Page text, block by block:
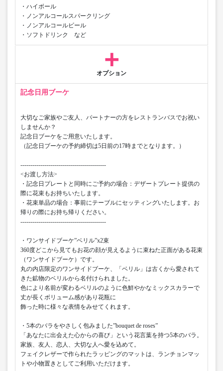
・ハイボール
・ノンアルコールスパークリング
・ノンアルコールビール
・ソフトドリンク など
オプション
記念日用ブーケ
大切なご家族やご友人、パートナーの方をレストランバスでお祝い
しませんか？
記念日ブーケをご用意いたします。
（記念日ブーケの予約締切は5日前の17時までとなります。）
-------------------------------------------
<お渡し方法>
・記念日プレートと同時にご予約の場合：デザートプレート提供の
際に花束もお持ちいたします。
・花束単品の場合：事前にテーブルにセッティングいたします。お
帰りの際にお持ち帰りください。
-------------------------------------------
・ワンサイドブーケ”ベリル”x2束
360度どこから見てもお花の顔が見えるように束ねた正面がある花束
（ワンサイドブーケ）です。
丸の内店限定のワンサイドブーケ、「ベリル」は古くから愛されて
きた鉱物のベリルから名付けられました。
色により名前が変わるベリルのように色鮮やかなミックスカラーで
丈が長くボリューム感があり花瓶に
飾った時に様々な表情をみせてくれます。
・5本のバラをやさしく包みました”bouquet de roses”
「あなたに出会えた心からの喜び」という花言葉を持つ5本のバラ。
家族、友人、恋人、大切な人へ愛を込めて。
フェイクレザーで作られたラッピングのマットは、ランチョンマッ
トや小物置きとしてご利用いただけます。